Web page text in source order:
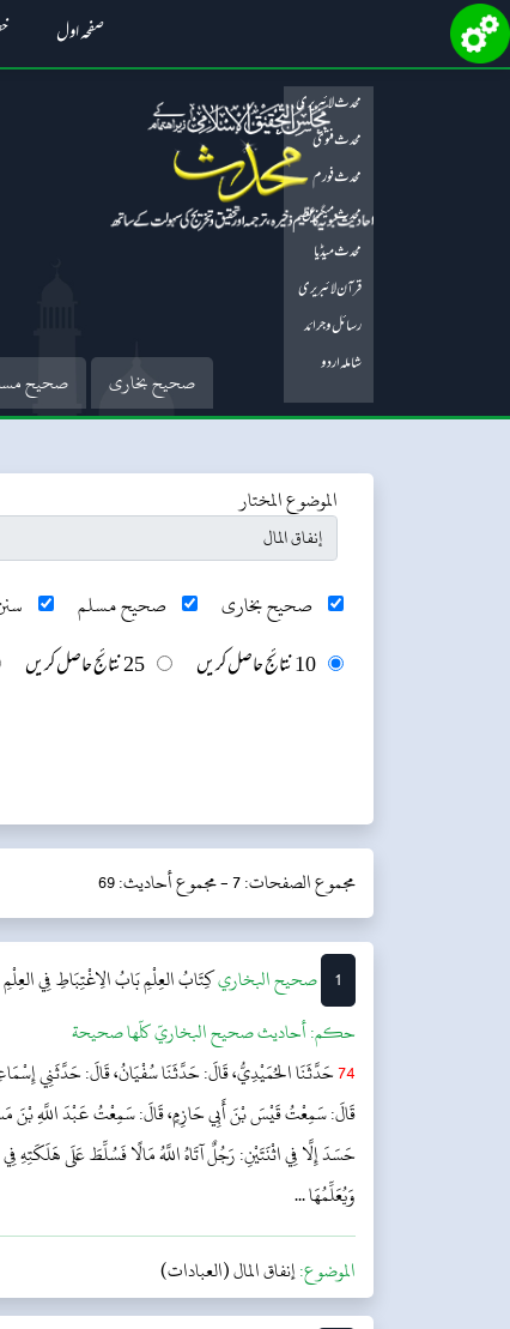
صفحہ اول
محدث لائبریری
محدث فتویٰ
محدث فورم
محدث میگزین
محدث میڈیا
قرآن لائبریری
رسائل و جرائد
شاملہ اردو
صحیح بخاری صحیح
الموضوع المختار
صحیح بخاری صحیح مسلم
10 نتائج حاصل کریں
25 نتائج حاصل کریں
مجموع الصفحات: 7 - مجموع أحاديث: 69
1 ‌‌صحيح البخاريكِتَابُ العِلْمِبَابُ الِاغْتِبَاطِ فِي
حکم:أحاديث صحيح البخاريّ كلّها صحيحة
74حَدَّثَنَا الحُمَيْدِيُّ، قَالَ: حَدَّثَنَا سُفْيَانُ، قَالَ: حَدَّثَنِي
قَالَ: سَمِعْتُ قَيْسَ بْنَ أَبِي حَازِمٍ، قَالَ: سَمِعْتُ عَبْدَ اللَّهِ بْنَ
حَسَدَ إِلَّا فِي اثْنَتَيْنِ: رَجُلٌ آتَاهُ اللَّهُ مَالًا فَسُلِّطَ عَلَى هَلَكَتِهِ
وَيُعَلِّمُهَا ...
الموضوع:إنفاق المال (العبادات)